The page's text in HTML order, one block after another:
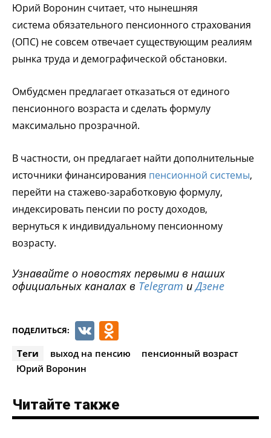
Юрий Воронин считает, что нынешняя
система обязательного пенсионного страхования
(ОПС) не совсем отвечает существующим реалиям
рынка труда и демографической обстановки.
Омбудсмен предлагает отказаться от единого
пенсионного возраста и сделать формулу
максимально прозрачной.
В частности, он предлагает найти дополнительные
источники финансирования пенсионной системы,
перейти на стажево-заработковую формулу,
индексировать пенсии по росту доходов,
вернуться к индивидуальному пенсионному
возрасту.
Узнавайте о новостях первыми в наших
официальных каналах в Telegram иДзене
ПОДЕЛИТЬСЯ: VK
Теги выход на пенсию
пенсионный возраст
Юрий Воронин
Читайте также